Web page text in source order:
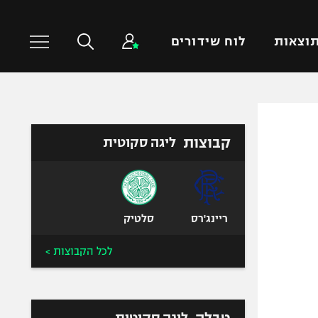
תוצאות לוח שידורים
טניס
כדורעף
שחייה
UFC
קבוצות ליגה סקוטית
ריינג'רס סלטיק
לכל הקבוצות >